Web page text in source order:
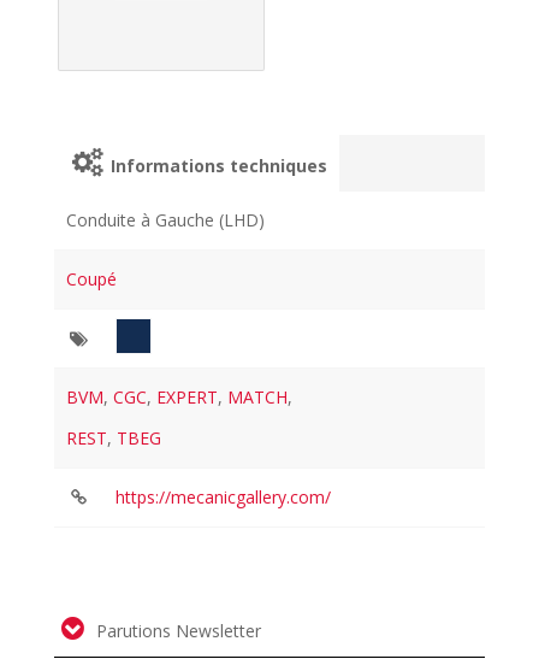
Informations techniques
Conduite à Gauche (LHD)
Coupé
BVM,CGC, EXPERT, MATCH,
REST, TBEG
https://mecanicgallery.com/
Parutions Newsletter